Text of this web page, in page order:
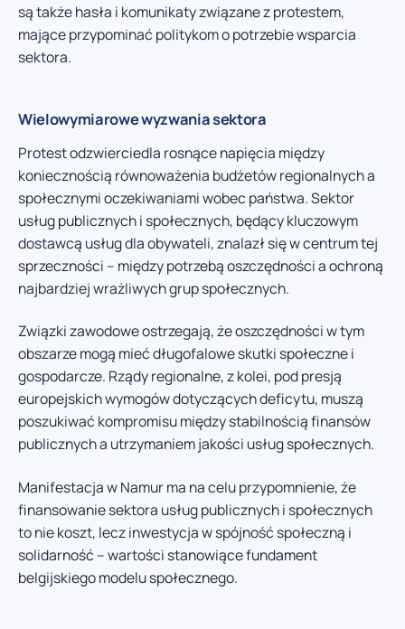
są także hasła i komunikaty związane z protestem,
mające przypominać politykom o potrzebie wsparcia
sektora.
Wielowymiarowe wyzwania sektora
Protest odzwierciedla rosnące napięcia między
koniecznością równoważenia budżetów regionalnych a
społecznymi oczekiwaniami wobec państwa. Sektor
usług publicznych i społecznych, będący kluczowym
dostawcą usług dla obywateli, znalazł się w centrum tej
sprzeczności – między potrzebą oszczędności a ochroną
najbardziej wrażliwych grup społecznych.
Związki zawodowe ostrzegają, że oszczędności w tym
obszarze mogą mieć długofalowe skutki społeczne i
gospodarcze. Rządy regionalne, z kolei, pod presją
europejskich wymogów dotyczących deficytu, muszą
poszukiwać kompromisu między stabilnością finansów
publicznych a utrzymaniem jakości usług społecznych.
Manifestacja w Namur ma na celu przypomnienie, że
finansowanie sektora usług publicznych i społecznych
to nie koszt, lecz inwestycja w spójność społeczną i
solidarność – wartości stanowiące fundament
belgijskiego modelu społecznego.